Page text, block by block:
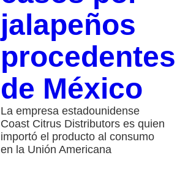
jalapeños
procedentes
de México
La empresa estadounidense
Coast Citrus Distributors es quien
importó el producto al consumo
en la Unión Americana